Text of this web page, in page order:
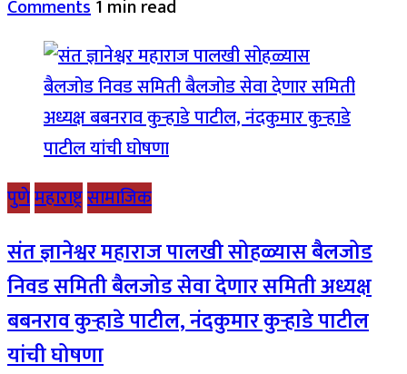
Comments1 min read
पुणेमहाराष्ट्रसामाजिक
संत ज्ञानेश्वर महाराज पालखी सोहळ्यास बैलजोड
निवड समिती बैलजोड सेवा देणार समिती अध्यक्ष
बबनराव कुऱ्हाडे पाटील, नंदकुमार कुऱ्हाडे पाटील
यांची घोषणा